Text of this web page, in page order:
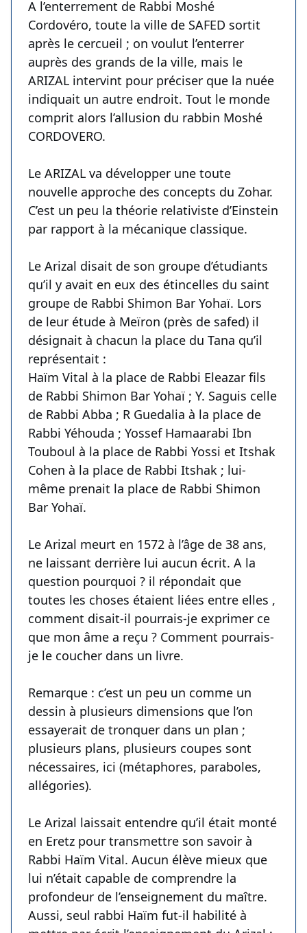
A l’enterrement de Rabbi Moshé
Cordovéro, toute la ville de SAFED sortit
après le cercueil ; on voulut l’enterrer
auprès des grands de la ville, mais le
ARIZAL intervint pour préciser que la nuée
indiquait un autre endroit. Tout le monde
comprit alors l’allusion du rabbin Moshé
CORDOVERO.
Le ARIZAL va développer une toute
nouvelle approche des concepts du Zohar.
C’est un peu la théorie relativiste d’Einstein
par rapport à la mécanique classique.
Le Arizal disait de son groupe d’étudiants
qu’il y avait en eux des étincelles du saint
groupe de Rabbi Shimon Bar Yohaï. Lors
de leur étude à Meïron (près de safed) il
désignait à chacun la place du Tana qu’il
représentait :
Haïm Vital à la place de Rabbi Eleazar fils
de Rabbi Shimon Bar Yohaï ; Y. Saguis celle
de Rabbi Abba ; R Guedalia à la place de
Rabbi Yéhouda ; Yossef Hamaarabi Ibn
Touboul à la place de Rabbi Yossi et Itshak
Cohen à la place de Rabbi Itshak ; lui-
même prenait la place de Rabbi Shimon
Bar Yohaï.
Le Arizal meurt en 1572 à l’âge de 38 ans,
ne laissant derrière lui aucun écrit. A la
question pourquoi ? il répondait que
toutes les choses étaient liées entre elles ,
comment disait-il pourrais-je exprimer ce
que mon âme a reçu ? Comment pourrais-
je le coucher dans un livre.
Remarque : c’est un peu un comme un
dessin à plusieurs dimensions que l’on
essayerait de tronquer dans un plan ;
plusieurs plans, plusieurs coupes sont
nécessaires, ici (métaphores, paraboles,
allégories).
Le Arizal laissait entendre qu’il était monté
en Eretz pour transmettre son savoir à
Rabbi Haïm Vital. Aucun élève mieux que
lui n’était capable de comprendre la
profondeur de l’enseignement du maître.
Aussi, seul rabbi Haïm fut-il habilité à